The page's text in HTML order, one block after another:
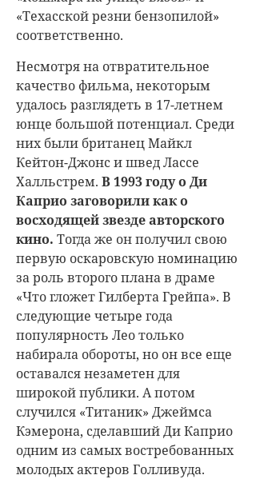
«Техасской резни бензопилой»
соответственно.
Несмотря на отвратительное
качество фильма, некоторым
удалось разглядеть в 17-летнем
юнце большой потенциал. Среди
них были британец Майкл
Кейтон-Джонс и швед Лассе
Халльстрем. В 1993 году о Ди
Каприо заговорили как о
восходящей звезде авторского
кино. Тогда же он получил свою
первую оскаровскую номинацию
за роль второго плана в драме
«Что гложет Гилберта Грейпа». В
следующие четыре года
популярность Лео только
набирала обороты, но он все еще
оставался незаметен для
широкой публики. А потом
случился «Титаник» Джеймса
Кэмерона, сделавший Ди Каприо
одним из самых востребованных
молодых актеров Голливуда.